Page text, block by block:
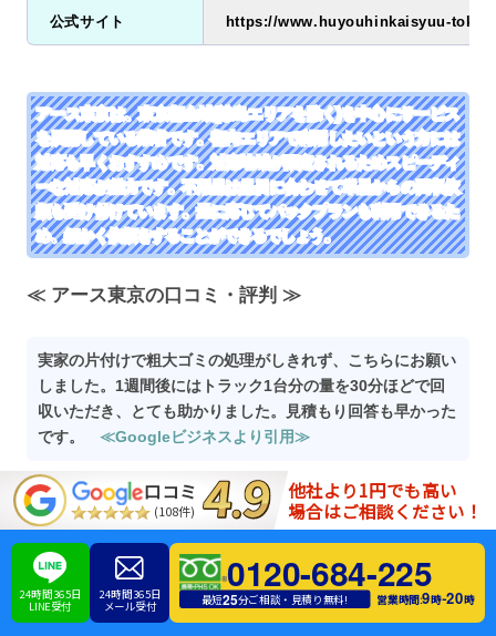
公式サイト https://www.huyouhinkaisyuu-
アース東京は、東京都全域(離島エリアを除く)を中心にサービス
を展開している業者です。都内エリアで利用したいという方には
対応も早くおすすめです。対応地域が限定されるためスピーディ
ーな対応が魅力です。不用品は品目に合わせて単品からの回収依
頼も受け付けています。量に応じてパックプランも利用できるた
め、細かく依頼をすることができるでしょう。
≪ アース東京の口コミ・評判 ≫
実家の片付けで粗大ゴミの処理がしきれず、こちらにお願い
しました。1週間後にはトラック1台分の量を30分ほどで回
収いただき、とても助かりました。見積もり回答も早かった
です。 ≪Googleビジネスより引用≫
不用品を引き取っていただき、家がすっきりしました。なか
なか片付ける気にならなかったので助かりました。料金も分
別や粗大ごみ申し込みの手間を考えると適正だと思います。
また不用品が増えたらお願いしたいと思います。≪Googl
eビジネスより引用≫
口コミ
(108件)
他社より1円でも高い
場合はご相談ください！
24時間365日
LINE受付
24時間365日
メール受付
0120-684-225
最短25分ご相談・見積り無料! 営業時間:9時-20時